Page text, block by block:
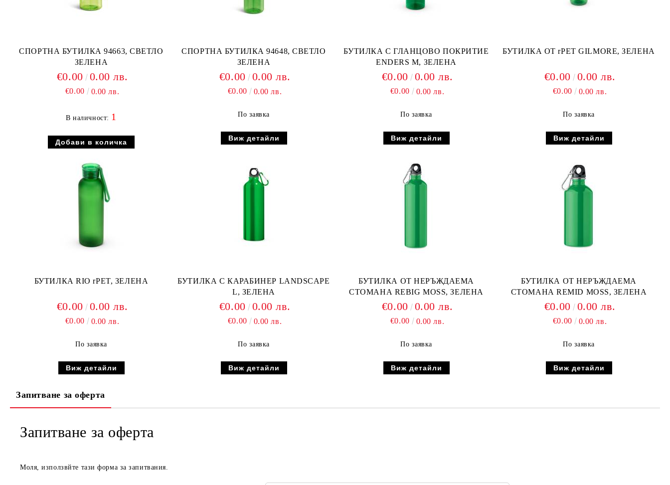
СПОРТНА БУТИЛКА 94663, СВЕТЛО
ЗЕЛЕНА
€0.00 0.00 лв.
€0.00 0.00 лв.
В наличност: 1
СПОРТНА БУТИЛКА 94648, СВЕТЛО
ЗЕЛЕНА
€0.00 0.00 лв.
€0.00 0.00 лв.
По заявка
Виж детайли
БУТИЛКА С ГЛАНЦОВО ПОКРИТИЕ
ENDERS M, ЗЕЛЕНА
€0.00 0.00 лв.
€0.00 0.00 лв.
По заявка
Виж детайли
БУТИЛКА ОТ rPET GILMORE, ЗЕЛЕНА
€0.00 0.00 лв.
€0.00 0.00 лв.
По заявка
Виж детайли
БУТИЛКА RIO rPET, ЗЕЛЕНА
€0.00 0.00 лв.
€0.00 0.00 лв.
По заявка
Виж детайли
БУТИЛКА С КАРАБИНЕР LANDSCAPE
L, ЗЕЛЕНА
€0.00 0.00 лв.
€0.00 0.00 лв.
По заявка
Виж детайли
БУТИЛКА ОТ НЕРЪЖДАЕМА
СТОМАНА REBIG MOSS, ЗЕЛЕНА
€0.00 0.00 лв.
€0.00 0.00 лв.
По заявка
Виж детайли
БУТИЛКА ОТ НЕРЪЖДАЕМА
СТОМАНА REMID MOSS, ЗЕЛЕНА
€0.00 0.00 лв.
€0.00 0.00 лв.
По заявка
Виж детайли
Запитване за оферта
Запитване за оферта
Моля, използвйте тази форма за запитвания.